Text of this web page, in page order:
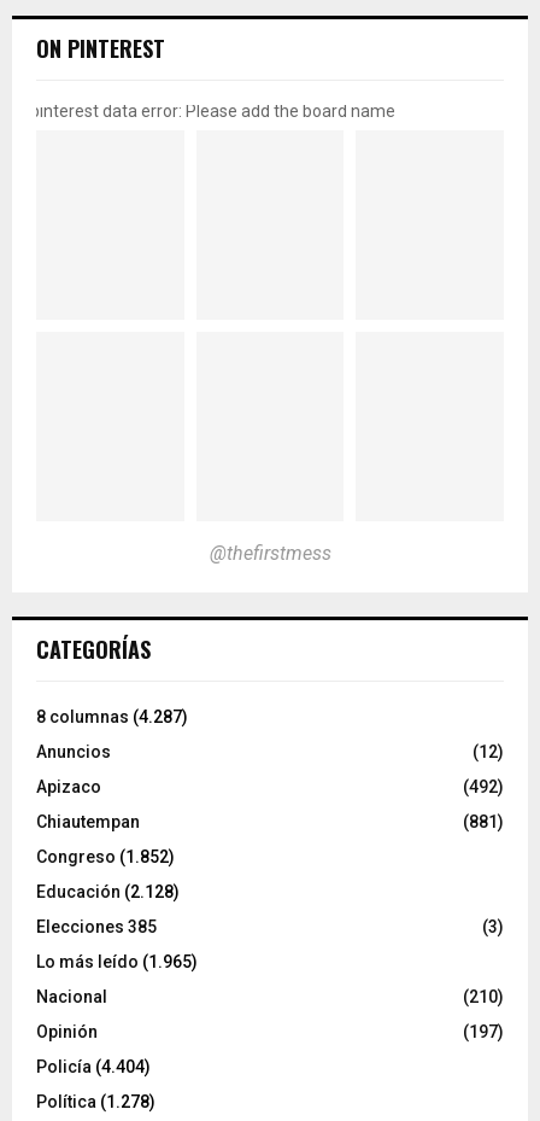
ON PINTEREST
pinterest data error: Please add the board name
@thefirstmess
CATEGORÍAS
8 columnas (4.287)
Anuncios
(12)
Apizaco
(492)
Chiautempan
(881)
Congreso (1.852)
Educación (2.128)
Elecciones 385
(3)
Lo más leído (1.965)
Nacional
(210)
Opinión
(197)
Policía (4.404)
Política (1.278)